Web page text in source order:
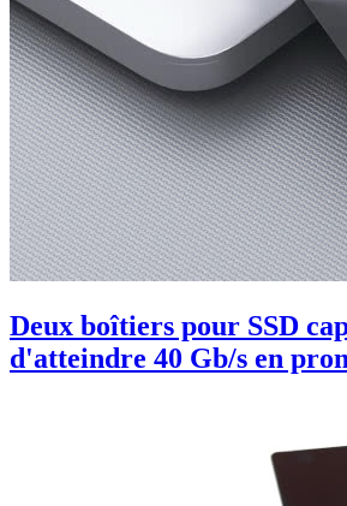
Deux boîtiers pour SSD
d'atteindre 40 Gb/s en